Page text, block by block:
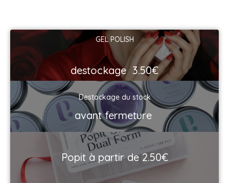
GEL POLISH
destockage 3.50€
Destockage du stock
avant fermeture
Popit à partir de 2.50€